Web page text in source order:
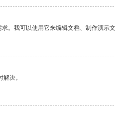
。我可以使用它来编辑文档、制作演示文
决。